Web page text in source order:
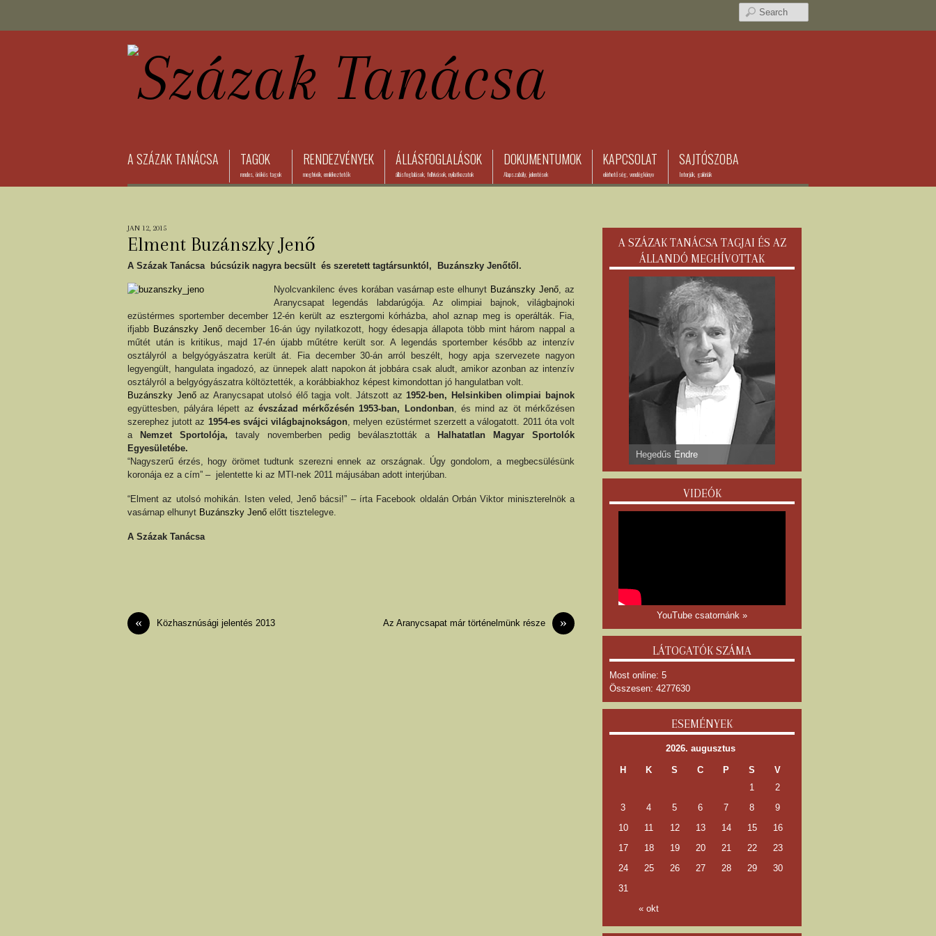
A SZÁZAK TANÁCSA TAGOK
rendes, örökös tagok
RENDEZVÉNYEK
meghívók, emlékeztetők
ÁLLÁSFOGLALÁSOK
állásfoglalások, felhívások, nyilatkozatok
DOKUMENTUMOK
Alapszabály, jelentések
KAPCSOLAT
elérhetőség, vendégkönyv
SAJTÓSZOBA
Interjúk, galériák
JAN 12, 2015
Elment Buzánszky Jenő
A Százak Tanácsa búcsúzik nagyra becsült és szeretett tagtársunktól, Buzánszky Jenőtől.
Nyolcvankilenc éves korában vasárnap este elhunyt Buzánszky Jenő, az
Aranycsapat legendás labdarúgója. Az olimpiai bajnok, világbajnoki
ezüstérmes sportember december 12-én került az esztergomi kórházba, ahol aznap meg is operálták. Fia,
ifjabb Buzánszky Jenődecember 16-án úgy nyilatkozott, hogy édesapja állapota több mint három nappal a
műtét után is kritikus, majd 17-én újabb műtétre került sor. A legendás sportember később az intenzív
osztályról a belgyógyászatra került át. Fia december 30-án arról beszélt, hogy apja szervezete nagyon
legyengült, hangulata ingadozó, az ünnepek alatt napokon át jobbára csak aludt, amikor azonban az intenzív
osztályról a belgyógyászatra költöztették, a korábbiakhoz képest kimondottan jó hangulatban volt.
Buzánszky Jenőaz Aranycsapat utolsó élő tagja volt. Játszott az1952-ben, Helsinkiben olimpiai bajnok
együttesben, pályára lépett az évszázad mérkőzésén 1953-ban, Londonban, és mind az öt mérkőzésen
szerephez jutott az 1954-es svájci világbajnokságon, melyen ezüstérmet szerzett a válogatott. 2011 óta volt
a
Nemzet Sportolója, tavaly novemberben pedig beválasztották a
Halhatatlan Magyar Sportolók
Egyesületébe.
“Nagyszerű érzés, hogy örömet tudtunk szerezni ennek az országnak. Úgy gondolom, a megbecsülésünk
koronája ez a cím” – jelentette ki az MTI-nek 2011 májusában adott interjúban.
“Elment az utolsó mohikán. Isten veled, Jenő bácsi!” – írta Facebook oldalán Orbán Viktor miniszterelnök a
vasárnap elhunyt Buzánszky Jenő előtt tisztelegve.
A Százak Tanácsa
« Közhasznúsági jelentés 2013 »
Az Aranycsapat már történelmünk része
A SZÁZAK TANÁCSA TAGJAI ÉS AZ
ÁLLANDÓ MEGHÍVOTTAK
Hegedűs Endre
VIDEÓK
YouTube csatornánk »
LÁTOGATÓK SZÁMA
Most online: 5
Összesen: 4277630
ESEMÉNYEK
2026. augusztus
H K S C P S V
« okt
1
2
3
4 5 6 7 8
9
10
11 12 13 14 15
16
17
18 19 20 21 22
23
24
25 26 27 28 29
30
31